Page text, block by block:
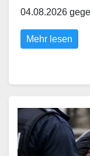
04.08.2026
Mehr lesen